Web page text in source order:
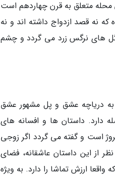
محله متعلق به قرن چهاردهم است
نه قصد ازدواج داشته اند و نه
گل های نرگس زرد می گردد و چشم
به دریاچه عشق و پل مشهور عشق
دارد. داستان ها و افسانه های
است و گفته می گردد اگر زوجی
از این داستان عاشقانه، فضای
ارزش تماشا را دارد. به ویژه